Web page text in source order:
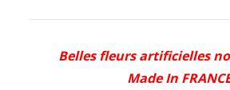
Belles fleurs artificielles
Made In